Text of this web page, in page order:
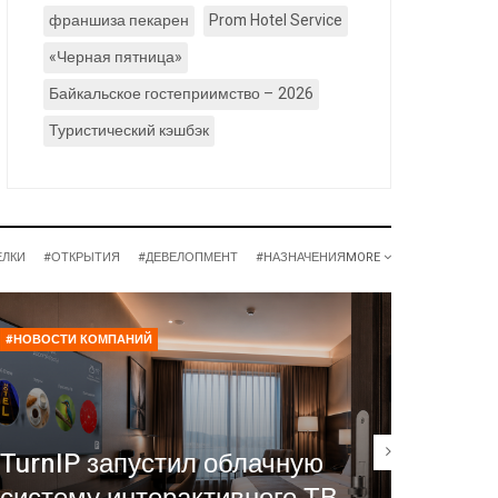
франшиза пекарен
Prom Hotel Service
«Черная пятница»
Байкальское гостеприимство – 2026
Туристический кэшбэк
#ОТКРЫТИЯ #ДЕВЕЛОПМЕНТ #НАЗНАЧЕНИЯMORE
#НОВОСТИ КОМПАНИЙ
TurnIP запустил облачную